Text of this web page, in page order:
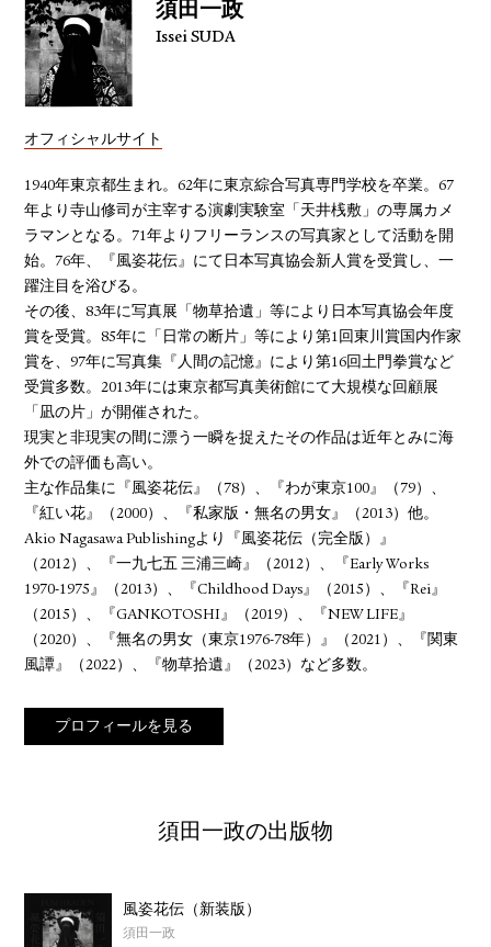
須田一政
Issei SUDA
オフィシャルサイト
1940年東京都生まれ。62年に東京綜合写真専門学校を卒業。67
年より寺山修司が主宰する演劇実験室「天井桟敷」の専属カメ
ラマンとなる。71年よりフリーランスの写真家として活動を開
始。76年、『風姿花伝』にて日本写真協会新人賞を受賞し、一
躍注目を浴びる。
その後、83年に写真展「物草拾遺」等により日本写真協会年度
賞を受賞。85年に「日常の断片」等により第1回東川賞国内作家
賞を、97年に写真集『人間の記憶』により第16回土門拳賞など
受賞多数。2013年には東京都写真美術館にて大規模な回顧展
「凪の片」が開催された。
現実と非現実の間に漂う一瞬を捉えたその作品は近年とみに海
外での評価も高い。
主な作品集に『風姿花伝』（78）、『わが東京100』（79）、
『紅い花』（2000）、『私家版・無名の男女』（2013）他。
Akio Nagasawa Publishingより『風姿花伝（完全版）』
（2012）、『一九七五 三浦三崎』（2012）、『Early Works
1970-1975』（2013）、『Childhood Days』（2015）、『Rei』
（2015）、『GANKOTOSHI』（2019）、『NEW LIFE』
（2020）、『無名の男女（東京1976-78年）』（2021）、『関東
風譚』（2022）、『物草拾遺』（2023）など多数。
プロフィールを見る
須田一政の出版物
風姿花伝（新装版）
須田一政